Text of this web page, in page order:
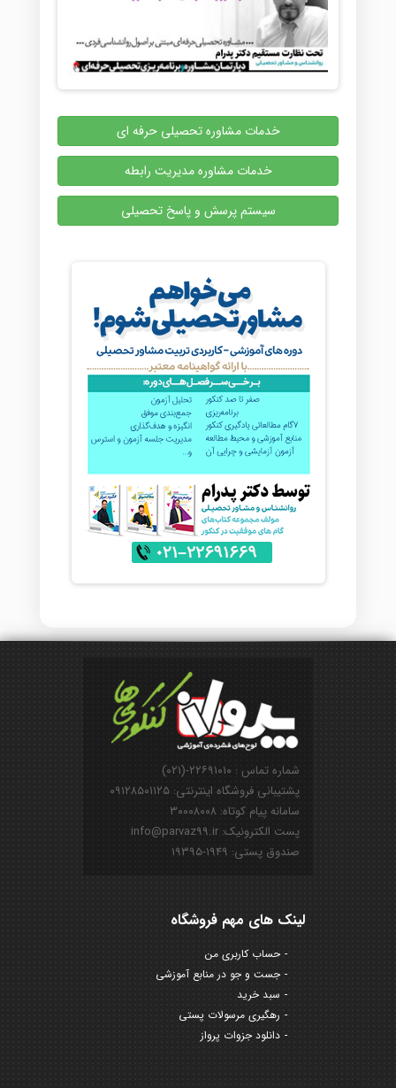
خدمات مشاوره تحصیلی حرفه ای
خدمات مشاوره مدیریت رابطه
سیستم پرسش و پاسخ تحصیلی
شماره تماس : ۲۲۶۹۱۰۱۰-(۰۲۱)
پشتیبانی فروشگاه اینترنتی: ۰۹۱۲۸۵۰۱۱۲۵
سامانه پیام کوتاه: ۳۰۰۰۸۰۰۸
پست الکترونیک: info@parvaz99.ir
صندوق پستی: ۱۹۴۹-۱۹۳۹۵
لینک های مهم فروشگاه
حساب کاربری من
جست و جو در منابع آموزشی
سبد خرید
رهگیری مرسولات پستی
دانلود جزوات پرواز